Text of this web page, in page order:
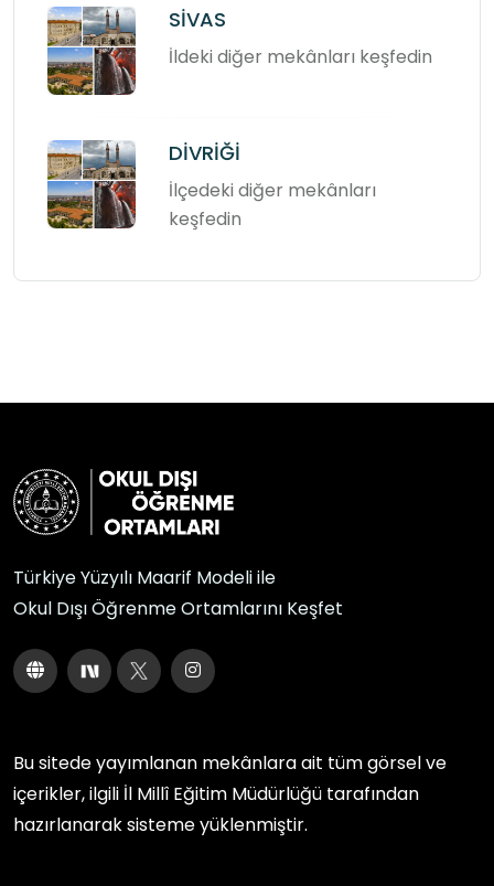
SİVAS
İldeki diğer mekânları keşfedin
DİVRİĞİ
İlçedeki diğer mekânları
keşfedin
Türkiye Yüzyılı Maarif Modeli ile
Okul Dışı Öğrenme Ortamlarını Keşfet
Bu sitede yayımlanan mekânlara ait tüm görsel ve
içerikler, ilgili İl Millî Eğitim Müdürlüğü tarafından
hazırlanarak sisteme yüklenmiştir.